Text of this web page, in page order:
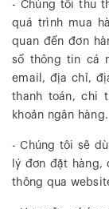
- Chúng tôi thu
quá trình mua
quan đến đơn
số thông tin cá
email, địa chỉ,
thanh toán, chi
khoản ngân hàng.
- Chúng tôi sẽ
lý đơn đặt
thông qua